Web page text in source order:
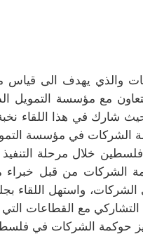
والذي يهدف الى
مع مؤسسة التمويل
حيث شارك في هذا اللقاء
الشركات في مؤسسة
خلال مرحلة
الشركات من قبل خبراء
واستهل اللقاء
التشاركي مع القطاعات
حوكمة الشركات في